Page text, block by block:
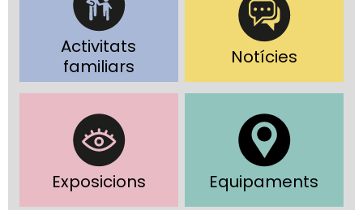
Activitats
familiars
Notícies
Exposicions Equipaments